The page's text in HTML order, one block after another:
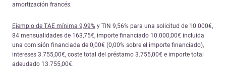
amortización francés.
Ejemplo de TAE mínima 9,99% y TIN 9,56% para una solicitud de 10.000€,
84 mensualidades de 163,75€, importe financiado 10.000,00€ incluida
una comisión financiada de 0,00€ (0,00% sobre el importe financiado),
intereses 3.755,00€, coste total del préstamo 3.755,00€ e importe total
adeudado 13.755,00€.